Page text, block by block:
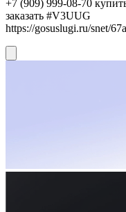
+7 (909) 999-08-70
заказать #V3UUG
https://gosuslugi.ru/snet/